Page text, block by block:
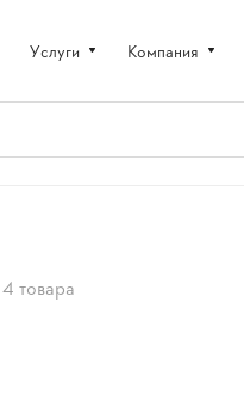
Услуги Компания
4 товара